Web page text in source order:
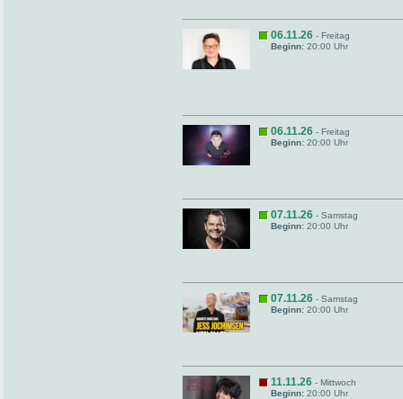
06.11.26 - Freitag
Beginn: 20:00 Uhr
06.11.26 - Freitag
Beginn: 20:00 Uhr
07.11.26 - Samstag
Beginn: 20:00 Uhr
07.11.26 - Samstag
Beginn: 20:00 Uhr
11.11.26 - Mittwoch
Beginn: 20:00 Uhr